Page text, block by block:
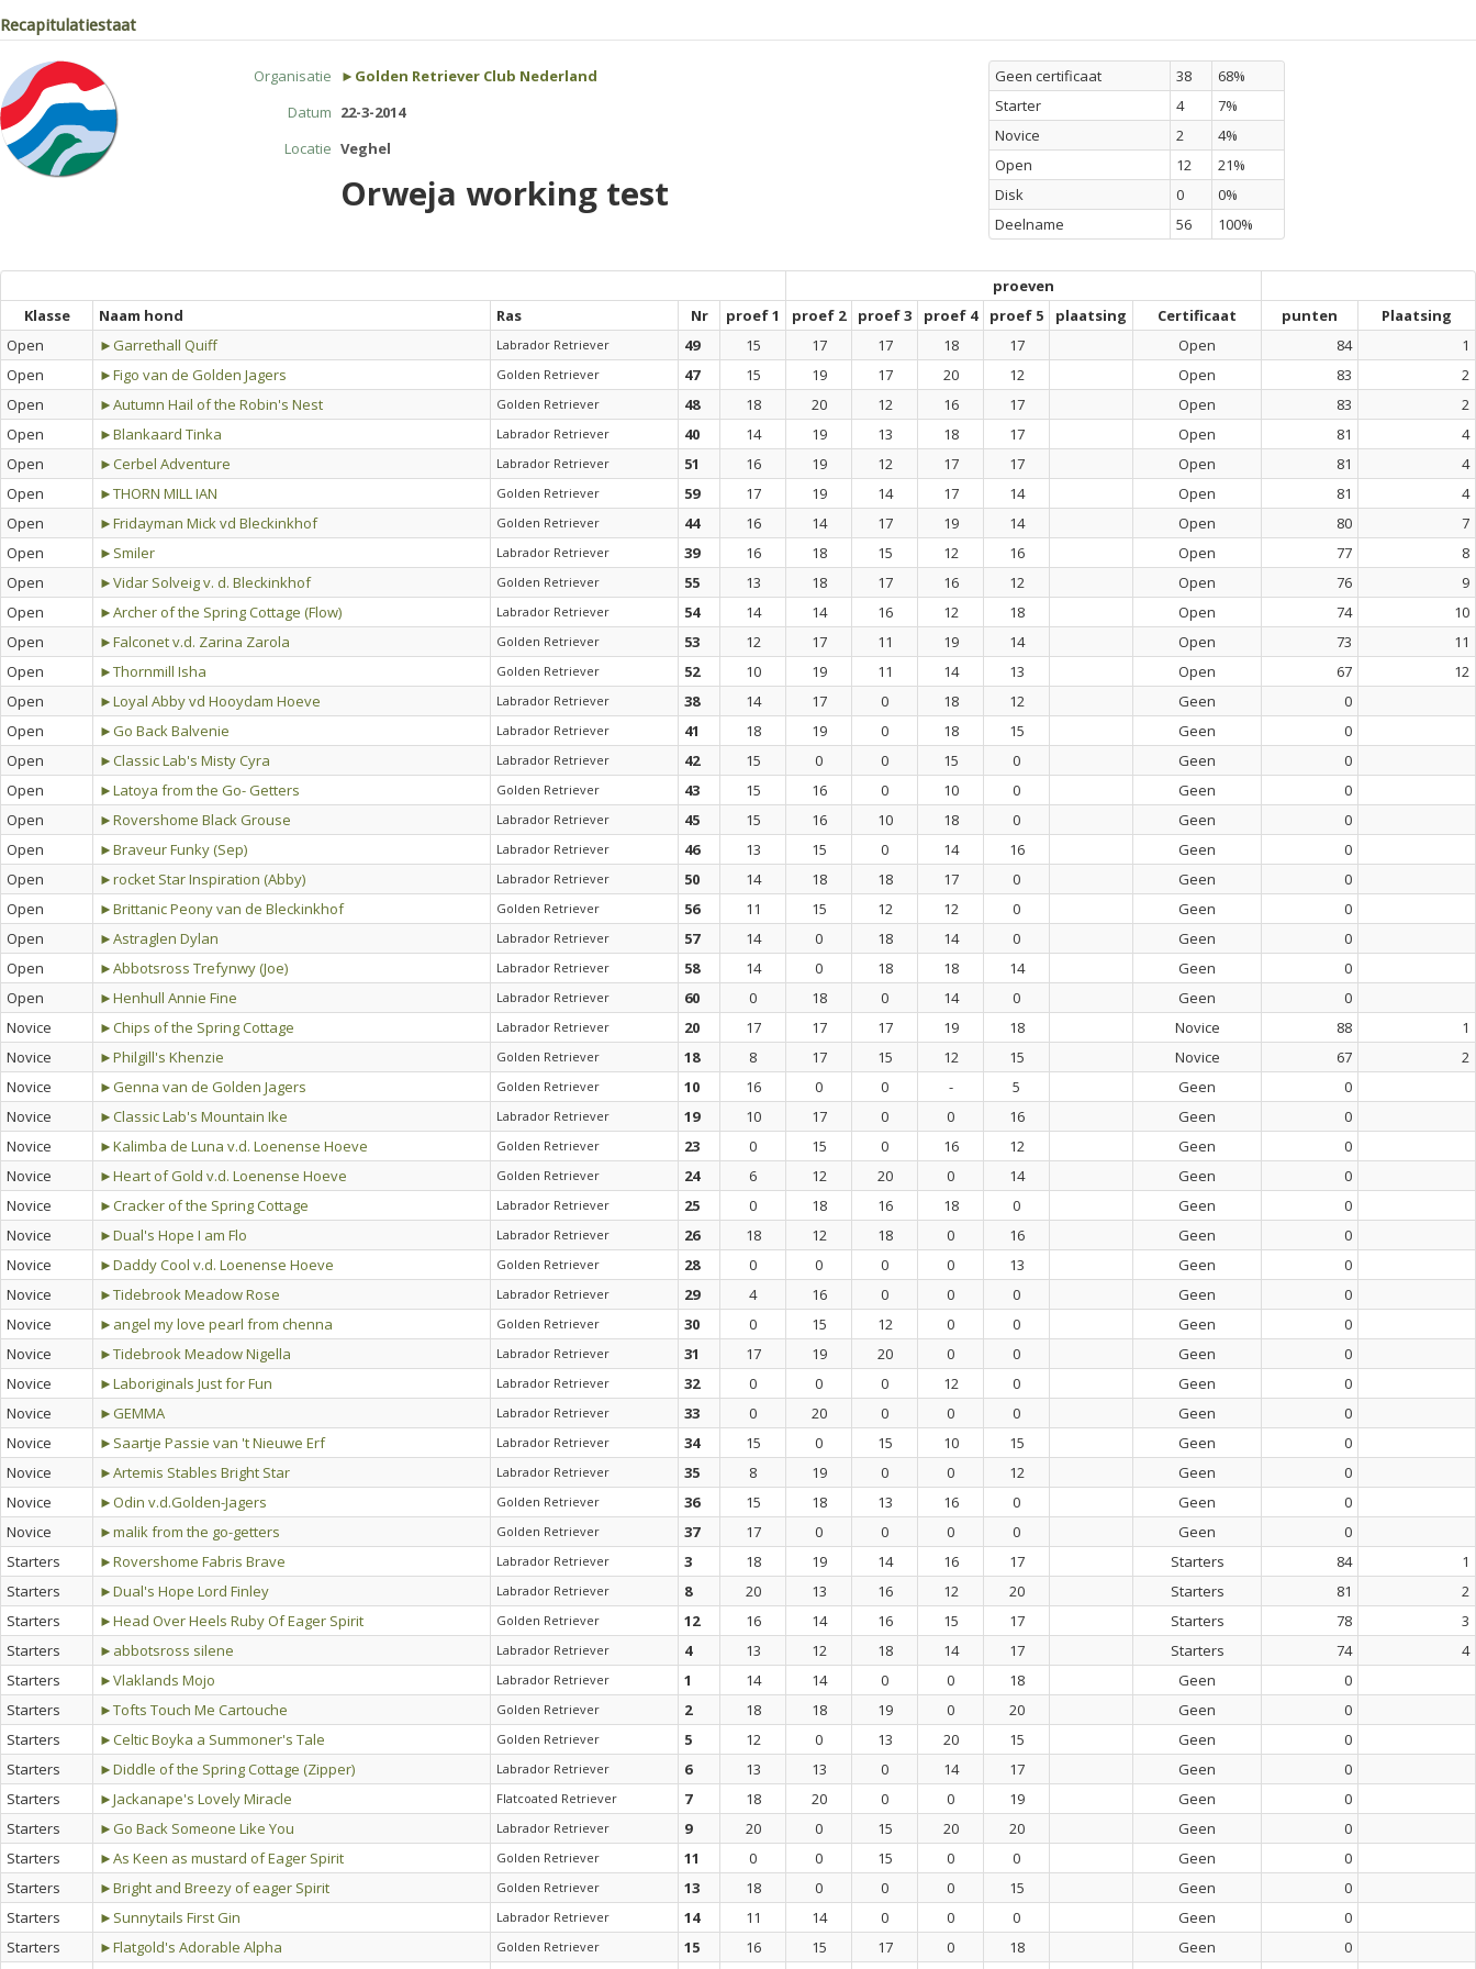
Recapitulatiestaat
Organisatie
►Golden Retriever Club Nederland
Datum 22-3-2014
Locatie Veghel
Orweja working test
Geen certificaat 38
68%
Starter
4
7%
Novice
2
4%
Open
12
21%
Disk
0
0%
Deelname
56 100%
proeven
Klasse
Naam hond Ras Nr proef 1 proef 2 proef 3 proef 4 proef 5 plaatsing Certificaat punten
Plaatsing
Open
►Garrethall Quiff Labrador Retriever 49 15 17 17 18 17 Open 84
1
Open
►Figo van de Golden Jagers Golden Retriever 47 15 19 17 20 12 Open 83
2
Open
►Autumn Hail of the Robin's Nest Golden Retriever 48 18 20 12 16 17 Open 83
2
Open
►Blankaard Tinka Labrador Retriever 40 14 19 13 18 17 Open 81
4
Open
►Cerbel Adventure Labrador Retriever 51 16 19 12 17 17 Open 81
4
Open
►THORN MILL IAN Golden Retriever 59 17 19 14 17 14 Open 81
4
Open
►Fridayman Mick vd Bleckinkhof Golden Retriever 44 16 14 17 19 14 Open 80
7
Open
►Smiler Labrador Retriever 39 16 18 15 12 16 Open 77
8
Open
►Vidar Solveig v. d. Bleckinkhof Golden Retriever 55 13 18 17 16 12 Open 76
9
Open
►Archer of the Spring Cottage (Flow) Labrador Retriever 54 14 14 16 12 18 Open 74
10
Open
►Falconet v.d. Zarina Zarola Golden Retriever 53 12 17 11 19 14 Open 73
11
Open
►Thornmill Isha Golden Retriever 52 10 19 11 14 13 Open 67
12
Open
►Loyal Abby vd Hooydam Hoeve Labrador Retriever 38 14 17 0 18 12 Geen
0
Open
►Go Back Balvenie Labrador Retriever 41 18 19 0 18 15 Geen
0
Open
►Classic Lab's Misty Cyra Labrador Retriever 42 15 0 0 15 0 Geen
0
Open
►Latoya from the Go- Getters Golden Retriever 43 15 16 0 10 0 Geen
0
Open
►Rovershome Black Grouse Labrador Retriever 45 15 16 10 18 0 Geen
0
Open
►Braveur Funky (Sep) Labrador Retriever 46 13 15 0 14 16 Geen
0
Open
►rocket Star Inspiration (Abby) Labrador Retriever 50 14 18 18 17 0 Geen
0
Open
►Brittanic Peony van de Bleckinkhof Golden Retriever 56 11 15 12 12 0 Geen
0
Open
►Astraglen Dylan Labrador Retriever 57 14 0 18 14 0 Geen
0
Open
►Abbotsross Trefynwy (Joe) Labrador Retriever 58 14 0 18 18 14 Geen
0
Open
►Henhull Annie Fine Labrador Retriever 60 0 18 0 14 0 Geen
0
Novice
►Chips of the Spring Cottage Labrador Retriever 20 17 17 17 19 18 Novice 88
1
Novice
►Philgill's Khenzie Golden Retriever 18 8 17 15 12 15 Novice 67
2
Novice
►Genna van de Golden Jagers Golden Retriever 10 16 0 0 - 5 Geen
0
Novice
►Classic Lab's Mountain Ike Labrador Retriever 19 10 17 0 0 16 Geen
0
Novice
►Kalimba de Luna v.d. Loenense Hoeve Golden Retriever 23 0 15 0 16 12 Geen
0
Novice
►Heart of Gold v.d. Loenense Hoeve Golden Retriever 24 6 12 20 0 14 Geen
0
Novice
►Cracker of the Spring Cottage Labrador Retriever 25 0 18 16 18 0 Geen
0
Novice
►Dual's Hope I am Flo Labrador Retriever 26 18 12 18 0 16 Geen
0
Novice
►Daddy Cool v.d. Loenense Hoeve Golden Retriever 28 0 0 0 0 13 Geen
0
Novice
►Tidebrook Meadow Rose Labrador Retriever 29 4 16 0 0 0 Geen
0
Novice
►angel my love pearl from chenna Golden Retriever 30 0 15 12 0 0 Geen
0
Novice
►Tidebrook Meadow Nigella Labrador Retriever 31 17 19 20 0 0 Geen
0
Novice
►Laboriginals Just for Fun Labrador Retriever 32 0 0 0 12 0 Geen
0
Novice
►GEMMA Labrador Retriever 33 0 20 0 0 0 Geen
0
Novice
►Saartje Passie van 't Nieuwe Erf Labrador Retriever 34 15 0 15 10 15 Geen
0
Novice
►Artemis Stables Bright Star Labrador Retriever 35 8 19 0 0 12 Geen
0
Novice
►Odin v.d.Golden-Jagers Golden Retriever 36 15 18 13 16 0 Geen
0
Novice
►malik from the go-getters Golden Retriever 37 17 0 0 0 0 Geen
0
Starters
►Rovershome Fabris Brave Labrador Retriever 3 18 19 14 16 17 Starters 84
1
Starters
►Dual's Hope Lord Finley Labrador Retriever 8 20 13 16 12 20 Starters 81
2
Starters
►Head Over Heels Ruby Of Eager Spirit Golden Retriever 12 16 14 16 15 17 Starters 78
3
Starters
►abbotsross silene Labrador Retriever 4 13 12 18 14 17 Starters 74
4
Starters
►Vlaklands Mojo Labrador Retriever 1 14 14 0 0 18 Geen
0
Starters
►Tofts Touch Me Cartouche Golden Retriever 2 18 18 19 0 20 Geen
0
Starters
►Celtic Boyka a Summoner's Tale Golden Retriever 5 12 0 13 20 15 Geen
0
Starters
►Diddle of the Spring Cottage (Zipper) Labrador Retriever 6 13 13 0 14 17 Geen
0
Starters
►Jackanape's Lovely Miracle Flatcoated Retriever 7 18 20 0 0 19 Geen
0
Starters
►Go Back Someone Like You Labrador Retriever 9 20 0 15 20 20 Geen
0
Starters
►As Keen as mustard of Eager Spirit Golden Retriever 11 0 0 15 0 0 Geen
0
Starters
►Bright and Breezy of eager Spirit Golden Retriever 13 18 0 0 0 15 Geen
0
Starters
►Sunnytails First Gin Labrador Retriever 14 11 14 0 0 0 Geen
0
Starters
►Flatgold's Adorable Alpha Golden Retriever 15 16 15 17 0 18 Geen
0